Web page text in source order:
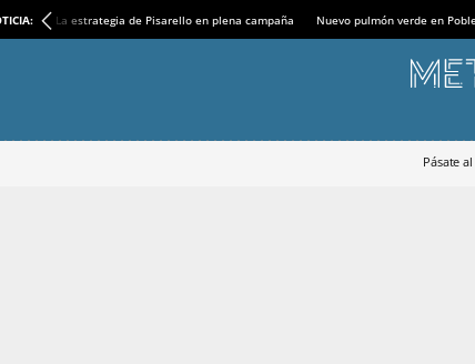
La estrategia de Pisarello en plena campaña Nuevo pulmón verde en
Pásate